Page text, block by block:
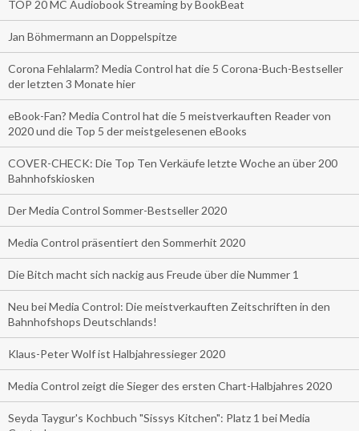
TOP 20 MC Audiobook Streaming by BookBeat
Jan Böhmermann an Doppelspitze
Corona Fehlalarm? Media Control hat die 5 Corona-Buch-Bestseller
der letzten 3 Monate hier
eBook-Fan? Media Control hat die 5 meistverkauften Reader von
2020 und die Top 5 der meistgelesenen eBooks
COVER-CHECK: Die Top Ten Verkäufe letzte Woche an über 200
Bahnhofskiosken
Der Media Control Sommer-Bestseller 2020
Media Control präsentiert den Sommerhit 2020
Die Bitch macht sich nackig aus Freude über die Nummer 1
Neu bei Media Control: Die meistverkauften Zeitschriften in den
Bahnhofshops Deutschlands!
Klaus-Peter Wolf ist Halbjahressieger 2020
Media Control zeigt die Sieger des ersten Chart-Halbjahres 2020
Seyda Taygur's Kochbuch "Sissys Kitchen": Platz 1 bei Media